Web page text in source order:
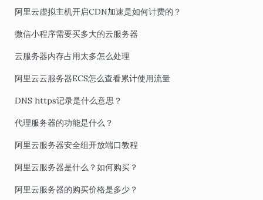
阿里云虚拟主机开启CDN加速是如何计费的？
微信小程序需要买多大的云服务器
云服务器内存占用太多怎么处理
阿里云云服务器ECS怎么查看累计使用流量
DNS https记录是什么意思？
代理服务器的功能是什么？
阿里云服务器安全组开放端口教程
阿里云服务器是什么？如何购买？
阿里云服务器的购买价格是多少？